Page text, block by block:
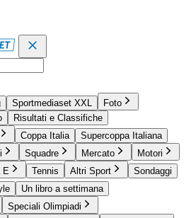
Sportmediaset XXL
Foto
Risultati e Classifiche
Coppa Italia
Supercoppa Italiana
Squadre Mercato
Motori
E Tennis Altri Sport
Sondaggi
Un libro a settimana
Speciali Olimpiadi